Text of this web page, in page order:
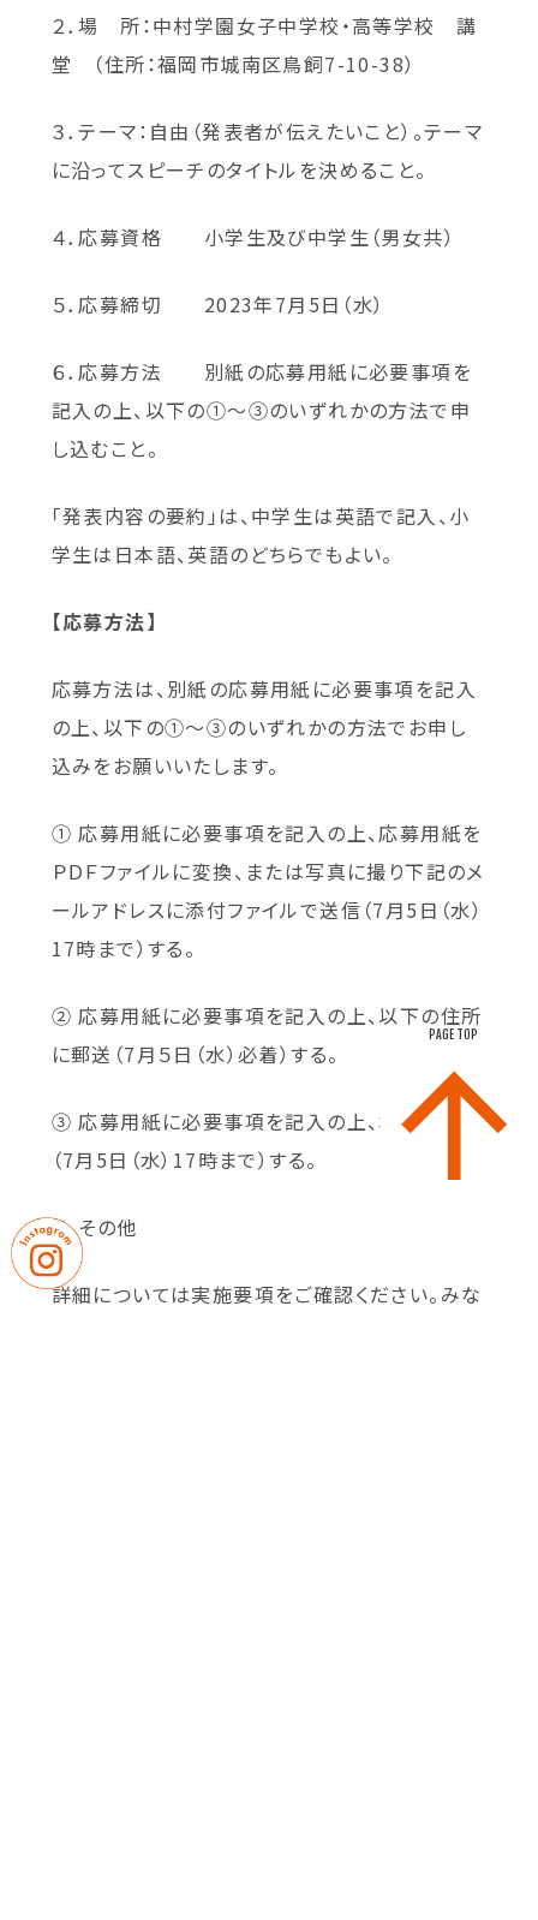
２．場 所：中村学園女子中学校・高等学校 講
堂 （住所：福岡市城南区鳥飼7-10-38）
３．テーマ：自由（発表者が伝えたいこと）。テーマ
に沿ってスピーチのタイトルを決めること。
４．応募資格 小学生及び中学生（男女共）
５．応募締切 2023年7月5日（水）
６．応募方法 別紙の応募用紙に必要事項を
記入の上、以下の①～③のいずれかの方法で申
し込むこと。
「発表内容の要約」は、中学生は英語で記入、小
学生は日本語、英語のどちらでもよい。
【応募方法】
応募方法は、別紙の応募用紙に必要事項を記入
の上、以下の①～③のいずれかの方法でお申し
込みをお願いいたします。
① 応募用紙に必要事項を記入の上、応募用紙を
ＰＤＦファイルに変換、または写真に撮り下記のメ
ールアドレスに添付ファイルで送信（7月5日（水）
17時まで）する。
② 応募用紙に必要事項を記入の上、以下の住所
に郵送（7月５日（水）必着）する。
③ 応募用紙に必要事項を記入の上、本校に持参
（7月5日（水）17時まで）する。
７．その他
詳細については実施要項をご確認ください。みな
PAGE TOP